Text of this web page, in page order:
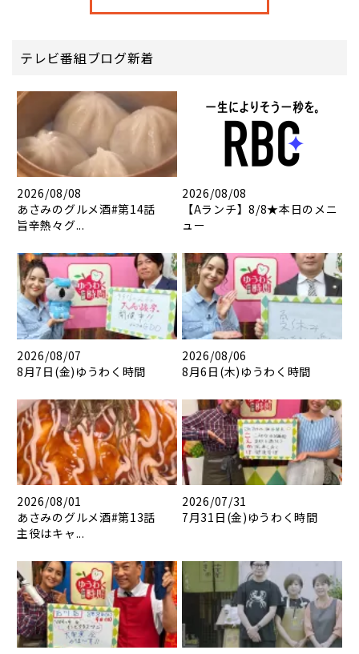
テレビ番組ブログ新着
2026/08/08
あさみのグルメ酒#第14話
旨辛熱々グ...
2026/08/08
【Aランチ】8/8★本日のメニ
ュー
2026/08/07
8月7日(金)ゆうわく時間
2026/08/06
8月6日(木)ゆうわく時間
2026/08/01
あさみのグルメ酒#第13話
主役はキャ...
2026/07/31
7月31日(金)ゆうわく時間